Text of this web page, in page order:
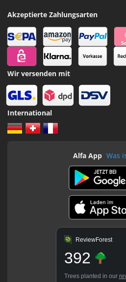
Akzeptierte Zahlungsarten
Wir versenden mit
International
Alfa App Was
ReviewForest
392
Trees planted in our